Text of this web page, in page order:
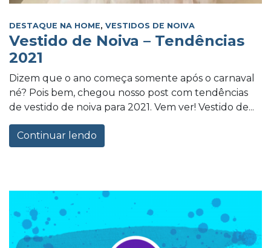
DESTAQUE NA HOME, VESTIDOS DE NOIVA
Vestido de Noiva – Tendências
2021
Dizem que o ano começa somente após o carnaval
né? Pois bem, chegou nosso post com tendências
de vestido de noiva para 2021. Vem ver! Vestido de...
Continuar lendo